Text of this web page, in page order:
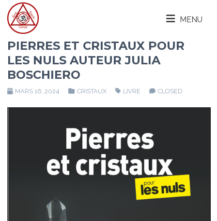
MENU
PIERRES ET CRISTAUX POUR
LES NULS AUTEUR JULIA
BOSCHIERO
MARS 16, 2024 CRISTAUX LIVRE CLOSED